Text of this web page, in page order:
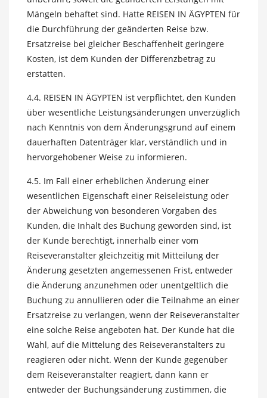
Mängeln behaftet sind. Hatte REISEN IN ÄGYPTEN für
die Durchführung der geänderten Reise bzw.
Ersatzreise bei gleicher Beschaffenheit geringere
Kosten, ist dem Kunden der Differenzbetrag zu
erstatten.
4.4. REISEN IN ÄGYPTEN ist verpflichtet, den Kunden
über wesentliche Leistungsänderungen unverzüglich
nach Kenntnis von dem Änderungsgrund auf einem
dauerhaften Datenträger klar, verständlich und in
hervorgehobener Weise zu informieren.
4.5. Im Fall einer erheblichen Änderung einer
wesentlichen Eigenschaft einer Reiseleistung oder
der Abweichung von besonderen Vorgaben des
Kunden, die Inhalt des Buchung geworden sind, ist
der Kunde berechtigt, innerhalb einer vom
Reiseveranstalter gleichzeitig mit Mitteilung der
Änderung gesetzten angemessenen Frist, entweder
die Änderung anzunehmen oder unentgeltlich die
Buchung zu annullieren oder die Teilnahme an einer
Ersatzreise zu verlangen, wenn der Reiseveranstalter
eine solche Reise angeboten hat. Der Kunde hat die
Wahl, auf die Mittelung des Reiseveranstalters zu
reagieren oder nicht. Wenn der Kunde gegenüber
dem Reiseveranstalter reagiert, dann kann er
entweder der Buchungsänderung zustimmen, die